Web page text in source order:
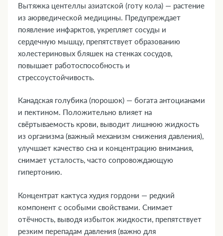
Вытяжка центеллы азиатской (готу кола) — растение
из аюрведической медицины. Предупреждает
появление инфарктов, укрепляет сосуды и
сердечную мышцу, препятствует образованию
холестериновых бляшек на стенках сосудов,
повышает работоспособность и
стрессоустойчивость.
Канадская голубика (порошок) — богата антоцианами
и пектином. Положительно влияет на
свёртываемость крови, выводит лишнюю жидкость
из организма (важный механизм снижения давления),
улучшает качество сна и концентрацию внимания,
снимает усталость, часто сопровождающую
гипертонию.
Концентрат кактуса худия гордони — редкий
компонент с особыми свойствами. Снимает
отёчность, выводя избыток жидкости, препятствует
резким перепадам давления (важно для